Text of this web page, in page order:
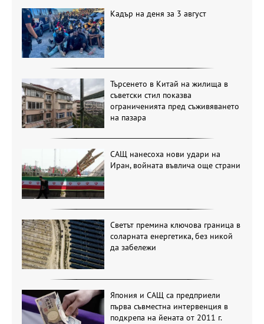
Кадър на деня за 3 август
Търсенето в Китай на жилища в
съветски стил показва
ограниченията пред съживяването
на пазара
САЩ нанесоха нови удари на
Иран, войната въвлича още страни
Светът премина ключова граница в
соларната енергетика, без никой
да забележи
Япония и САЩ са предприели
първа съвместна интервенция в
подкрепа на йената от 2011 г.